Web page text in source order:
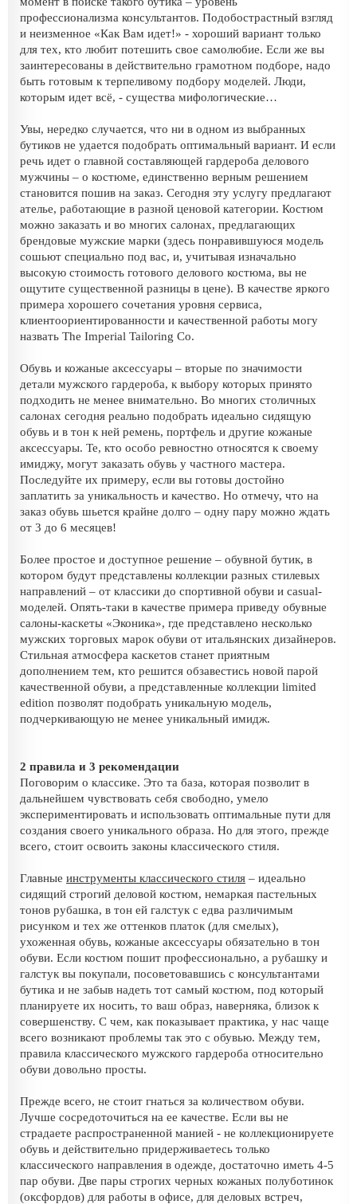
профессионализма консультантов. Подобострастный взгляд
и неизменное «Как Вам идет!» - хороший вариант только
для тех, кто любит потешить свое самолюбие. Если же вы
заинтересованы в действительно грамотном подборе, надо
быть готовым к терпеливому подбору моделей. Люди,
которым идет всё, - существа мифологические…
Увы, нередко случается, что ни в одном из выбранных
бутиков не удается подобрать оптимальный вариант. И если
речь идет о главной составляющей гардероба делового
мужчины – о костюме, единственно верным решением
становится пошив на заказ. Сегодня эту услугу предлагают
ателье, работающие в разной ценовой категории. Костюм
можно заказать и во многих салонах, предлагающих
брендовые мужские марки (здесь понравившуюся модель
сошьют специально под вас, и, учитывая изначально
высокую стоимость готового делового костюма, вы не
ощутите существенной разницы в цене). В качестве яркого
примера хорошего сочетания уровня сервиса,
клиентоориентированности и качественной работы могу
назвать The Imperial Tailoring Co.
Обувь и кожаные аксессуары – вторые по значимости
детали мужского гардероба, к выбору которых принято
подходить не менее внимательно. Во многих столичных
салонах сегодня реально подобрать идеально сидящую
обувь и в тон к ней ремень, портфель и другие кожаные
аксессуары. Те, кто особо ревностно относятся к своему
имиджу, могут заказать обувь у частного мастера.
Последуйте их примеру, если вы готовы достойно
заплатить за уникальность и качество. Но отмечу, что на
заказ обувь шьется крайне долго – одну пару можно ждать
от 3 до 6 месяцев!
Более простое и доступное решение – обувной бутик, в
котором будут представлены коллекции разных стилевых
направлений – от классики до спортивной обуви и casual-
моделей. Опять-таки в качестве примера приведу обувные
салоны-каскеты «Эконика», где представлено несколько
мужских торговых марок обуви от итальянских дизайнеров.
Стильная атмосфера каскетов станет приятным
дополнением тем, кто решится обзавестись новой парой
качественной обуви, а представленные коллекции limited
edition позволят подобрать уникальную модель,
подчеркивающую не менее уникальный имидж.
2 правила и 3 рекомендации
Поговорим о классике. Это та база, которая позволит в
дальнейшем чувствовать себя свободно, умело
экспериментировать и использовать оптимальные пути для
создания своего уникального образа. Но для этого, прежде
всего, стоит освоить законы классического стиля.
Главные инструменты классического стиля – идеально
сидящий строгий деловой костюм, немаркая пастельных
тонов рубашка, в тон ей галстук с едва различимым
рисунком и тех же оттенков платок (для смелых),
ухоженная обувь, кожаные аксессуары обязательно в тон
обуви. Если костюм пошит профессионально, а рубашку и
галстук вы покупали, посоветовавшись с консультантами
бутика и не забыв надеть тот самый костюм, под который
планируете их носить, то ваш образ, наверняка, близок к
совершенству. С чем, как показывает практика, у нас чаще
всего возникают проблемы так это с обувью. Между тем,
правила классического мужского гардероба относительно
обуви довольно просты.
Прежде всего, не стоит гнаться за количеством обуви.
Лучше сосредоточиться на ее качестве. Если вы не
страдаете распространенной манией - не коллекционируете
обувь и действительно придерживаетесь только
классического направления в одежде, достаточно иметь 4-5
пар обуви. Две пары строгих черных кожаных полуботинок
(оксфордов) для работы в офисе, для деловых встреч,